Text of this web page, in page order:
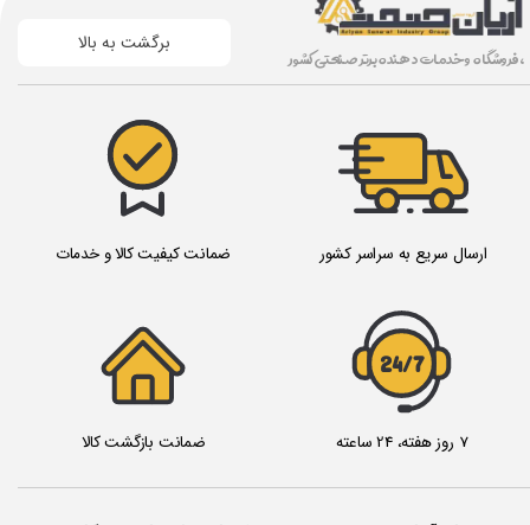
7 روز هفته، 24 ساعته ضمانت بازگشت کالا
ضمانت کیفیت کالا و خدمات
برگشت به بالا ، فروشگاه و خدمات دهنده برتر صنعتی کشور
ارسال سریع به سراسر کشور
24/7